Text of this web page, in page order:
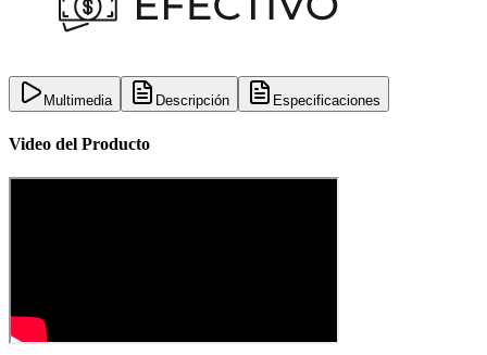
Multimedia Descripción Especificaciones
Video del Producto